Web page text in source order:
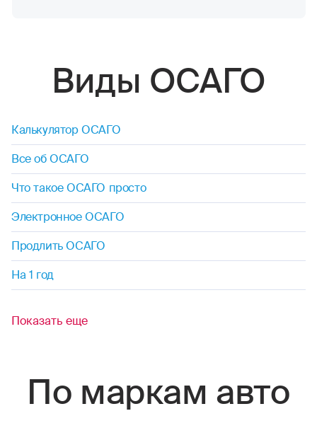
Виды ОСАГО
Калькулятор ОСАГО
Все об ОСАГО
Что такое ОСАГО просто
Электронное ОСАГО
Продлить ОСАГО
На 1 год
Показать еще
По маркам авто